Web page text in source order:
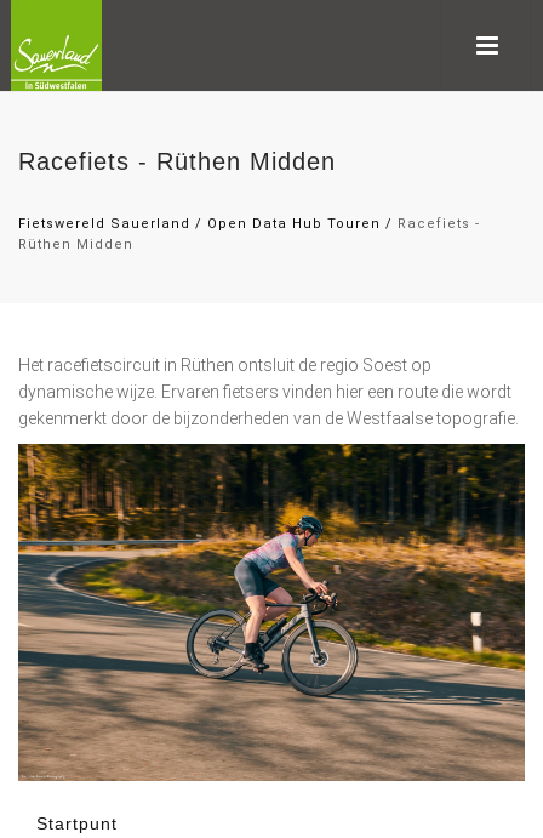
Racefiets - Rüthen Midden
Fietswereld Sauerland / Open Data Hub Touren / Racefiets -
Rüthen Midden
Het racefietscircuit in Rüthen ontsluit de regio Soest op
dynamische wijze. Ervaren fietsers vinden hier een route die wordt
gekenmerkt door de bijzonderheden van de Westfaalse topografie.
Startpunt